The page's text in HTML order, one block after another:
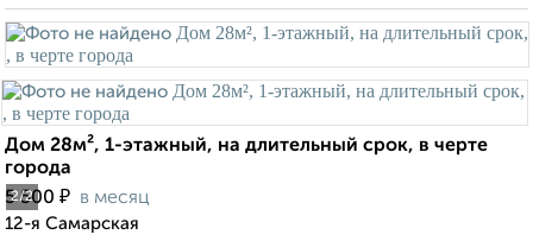
2/2
Дом 28м², 1-этажный, на длительный срок, в черте
города
5 500 ₽ в месяц
12-я Самарская